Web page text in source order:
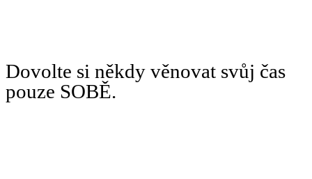
Dovolte si někdy věnovat svůj čas
pouze SOBĚ.